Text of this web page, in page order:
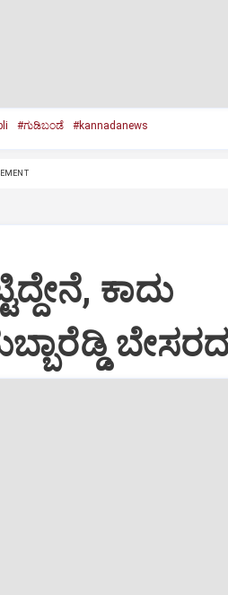
#ಗುಡಿಬಂಡೆ #kannadanews
ಕಾದು